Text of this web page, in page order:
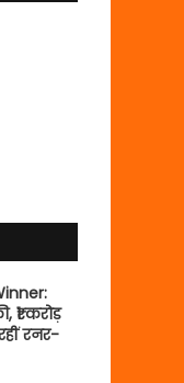
₹1 करोड़
रनर-